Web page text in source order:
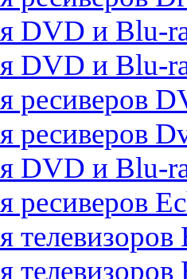
DVD и Blu-
DVD и Blu-
ресиверов
ресиверов
DVD и Blu-
ресиверов
телевизоров
телевизоров